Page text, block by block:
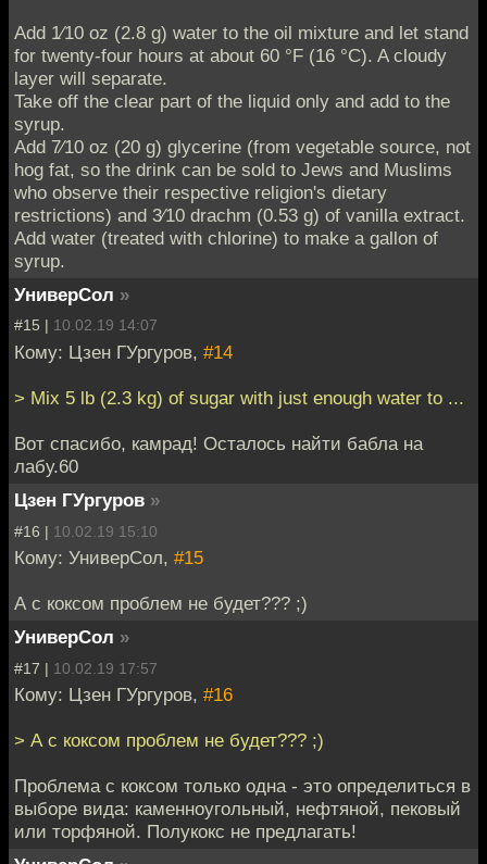
Add 1⁄10 oz (2.8 g) water to the oil mixture and let stand
for twenty-four hours at about 60 °F (16 °C). A cloudy
layer will separate.
Take off the clear part of the liquid only and add to the
syrup.
Add 7⁄10 oz (20 g) glycerine (from vegetable source, not
hog fat, so the drink can be sold to Jews and Muslims
who observe their respective religion's dietary
restrictions) and 3⁄10 drachm (0.53 g) of vanilla extract.
Add water (treated with chlorine) to make a gallon of
syrup.
УниверСол »
#15 | 10.02.19 14:07
Кому: Цзен ГУргуров, #14
> Mix 5 lb (2.3 kg) of sugar with just enough water to ...
Вот спасибо, камрад! Осталось найти бабла на
лабу.60
Цзен ГУргуров »
#16 | 10.02.19 15:10
Кому: УниверСол, #15
А с коксом проблем не будет??? ;)
УниверСол »
#17 | 10.02.19 17:57
Кому: Цзен ГУргуров, #16
> А с коксом проблем не будет??? ;)
Проблема с коксом только одна - это определиться в
выборе вида: каменноугольный, нефтяной, пековый
или торфяной. Полукокс не предлагать!